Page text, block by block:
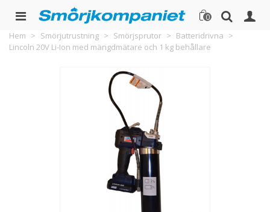
0
Hem > Smörjutrustning > Smörjsprutor > Batteridrivna >
Lincoln 20V Li-Ion med mängdmätare och 1 kg behållare